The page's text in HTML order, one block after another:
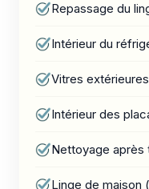
Repassage du
Intérieur du
Vitres
Intérieur des
Nettoyage après
Linge de maison